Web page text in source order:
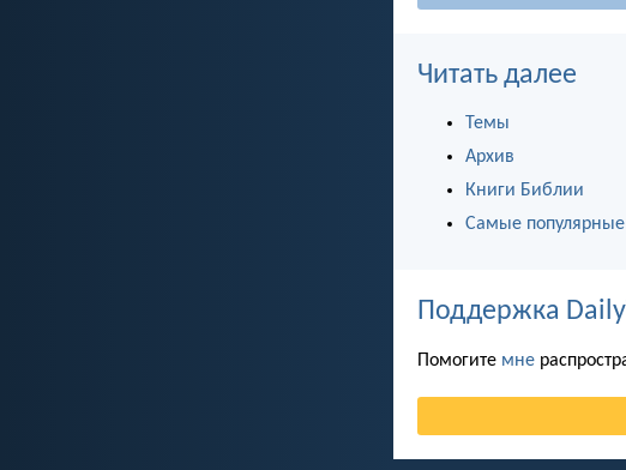
Читать далее
Темы
Архив
Книги Библии
Самые популярные
Поддержка
Помогите мне